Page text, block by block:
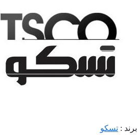
برند : تسکو